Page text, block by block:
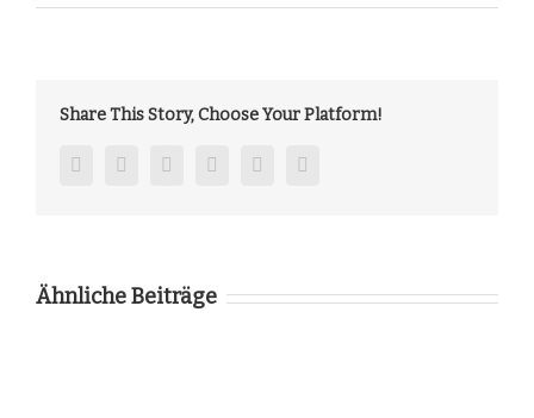
Share This Story, Choose Your Platform!
facebooktwitter linkedin reddit pinterest
Ähnliche Beiträge